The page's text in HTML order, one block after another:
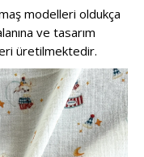
modelleri oldukça
ve tasarım
üretilmektedir.